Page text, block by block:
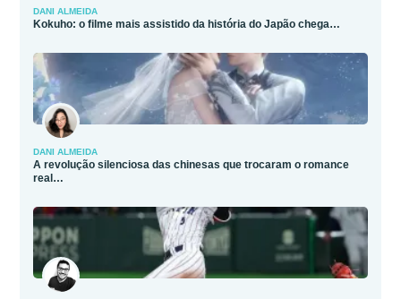
DANI ALMEIDA
Kokuho: o filme mais assistido da história do Japão chega…
DANI ALMEIDA
A revolução silenciosa das chinesas que trocaram o romance
real…